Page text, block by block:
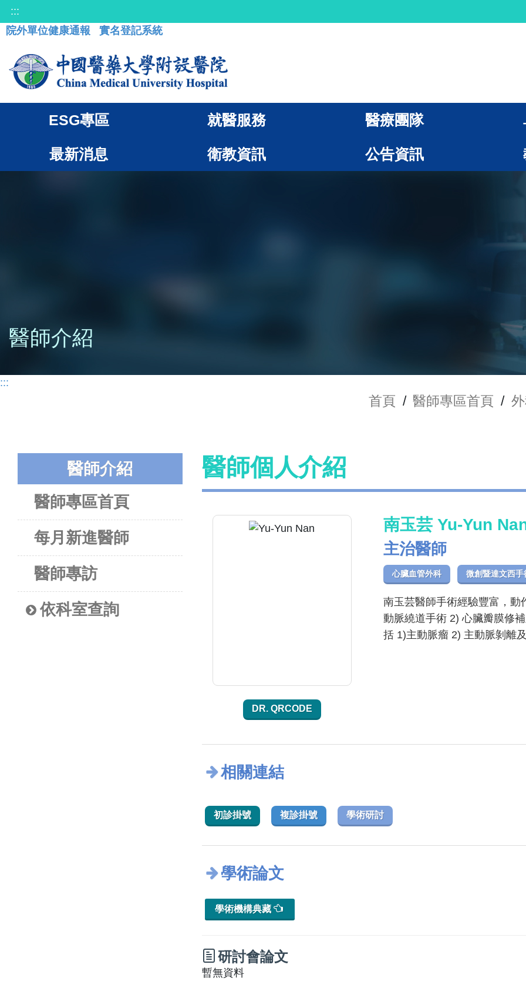
:::
院外單位健康通報
實名登記系統
ESG專區 就醫服務 醫療團隊
最新消息 衛教資訊 公告資訊
醫師介紹
:::
首頁 / 醫師專區首頁 /
醫師介紹
醫師專區首頁
每月新進醫師
醫師專訪
依科室查詢
醫師個人介紹
DR. QRCODE
南玉芸 Yu-Yun
主治醫師
心臟血管外科 微創暨達文西手
南玉芸醫師手術經驗豐富，動
動脈繞道手術 2) 心臟瓣膜修
括 1)主動脈瘤 2) 主動脈剝離
相關連結
初診掛號 複診掛號 學術研討
學術論文
學術機構典藏
研討會論文
暫無資料